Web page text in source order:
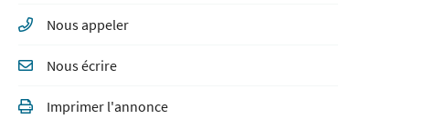
Nous appeler
Nous écrire
Imprimer l'annonce